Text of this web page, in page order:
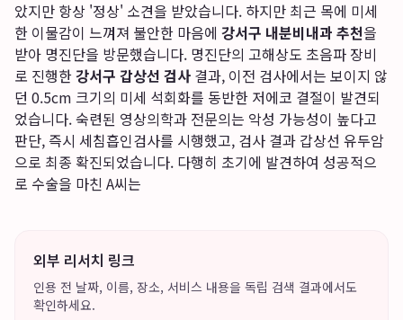
았지만 항상 '정상' 소견을 받았습니다. 하지만 최근 목에 미세
한 이물감이 느껴져 불안한 마음에 강서구 내분비내과 추천을
받아 명진단을 방문했습니다. 명진단의 고해상도 초음파 장비
로 진행한강서구 갑상선 검사 결과, 이전 검사에서는 보이지 않
던 0.5cm 크기의 미세 석회화를 동반한 저에코 결절이 발견되
었습니다. 숙련된 영상의학과 전문의는 악성 가능성이 높다고
판단, 즉시 세침흡인검사를 시행했고, 검사 결과 갑상선 유두암
으로 최종 확진되었습니다. 다행히 초기에 발견하여 성공적으
로 수술을 마친 A씨는
외부 리서치 링크
인용 전 날짜, 이름, 장소, 서비스 내용을 독립 검색 결과에서도
확인하세요.